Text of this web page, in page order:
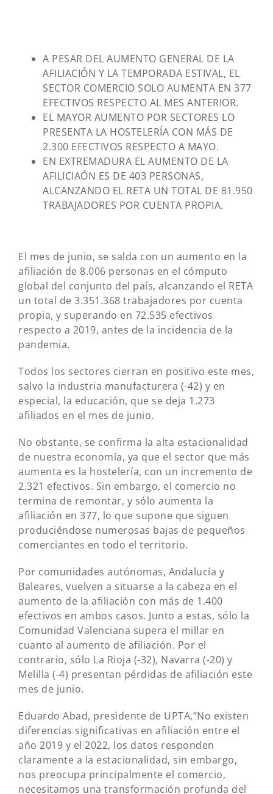
A PESAR DEL AUMENTO GENERAL DE LA
AFILIACIÓN Y LA TEMPORADA ESTIVAL, EL
SECTOR COMERCIO SOLO AUMENTA EN 377
EFECTIVOS RESPECTO AL MES ANTERIOR.
EL MAYOR AUMENTO POR SECTORES LO
PRESENTA LA HOSTELERÍA CON MÁS DE
2.300 EFECTIVOS RESPECTO A MAYO.
EN EXTREMADURA EL AUMENTO DE LA
AFILICIAÓN ES DE 403 PERSONAS,
ALCANZANDO EL RETA UN TOTAL DE 81.950
TRABAJADORES POR CUENTA PROPIA.
El mes de junio, se salda con un aumento en la
afiliación de 8.006 personas en el cómputo
global del conjunto del país, alcanzando el RETA
un total de 3.351.368 trabajadores por cuenta
propia, y superando en 72.535 efectivos
respecto a 2019, antes de la incidencia de la
pandemia.
Todos los sectores cierran en positivo este mes,
salvo la industria manufacturera (-42) y en
especial, la educación, que se deja 1.273
afiliados en el mes de junio.
No obstante, se confirma la alta estacionalidad
de nuestra economía, ya que el sector que más
aumenta es la hostelería, con un incremento de
2.321 efectivos. Sin embargo, el comercio no
termina de remontar, y sólo aumenta la
afiliación en 377, lo que supone que siguen
produciéndose numerosas bajas de pequeños
comerciantes en todo el territorio.
Por comunidades autónomas, Andalucía y
Baleares, vuelven a situarse a la cabeza en el
aumento de la afiliación con más de 1.400
efectivos en ambos casos. Junto a estas, sólo la
Comunidad Valenciana supera el millar en
cuanto al aumento de afiliación. Por el
contrario, sólo La Rioja (-32), Navarra (-20) y
Melilla (-4) presentan pérdidas de afiliación este
mes de junio.
Eduardo Abad, presidente de UPTA,”No existen
diferencias significativas en afiliación entre el
año 2019 y el 2022, los datos responden
claramente a la estacionalidad, sin embargo,
nos preocupa principalmente el comercio,
necesitamos una transformación profunda del